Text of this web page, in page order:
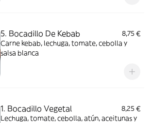
5. Bocadillo De Kebab
8,75 €
Carne kebab, lechuga, tomate, cebolla y
salsa blanca
1. Bocadillo Vegetal
8,25 €
Lechuga, tomate, cebolla, atún, aceitunas y